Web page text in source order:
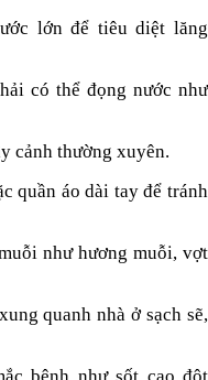
lớn để tiêu diệt lăng
có thể đọng nước như
cảnh thường xuyên.
quần áo dài tay để tránh
như hương muỗi, vợt
quanh nhà ở sạch sẽ,
bệnh như sốt cao đột